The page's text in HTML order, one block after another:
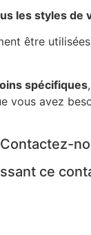
les styles de
être
spécifiques
vous avez
ce